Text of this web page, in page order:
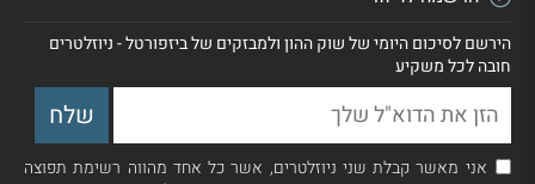
הירשם לסיכום היומי של שוק ההון ולמבזקים של ביזפורטל - ניוזלטרים
חובה לכל משקיע
אני מאשר קבלת שני ניוזלטרים, אשר כל אחד מהווה רשימת תפוצה